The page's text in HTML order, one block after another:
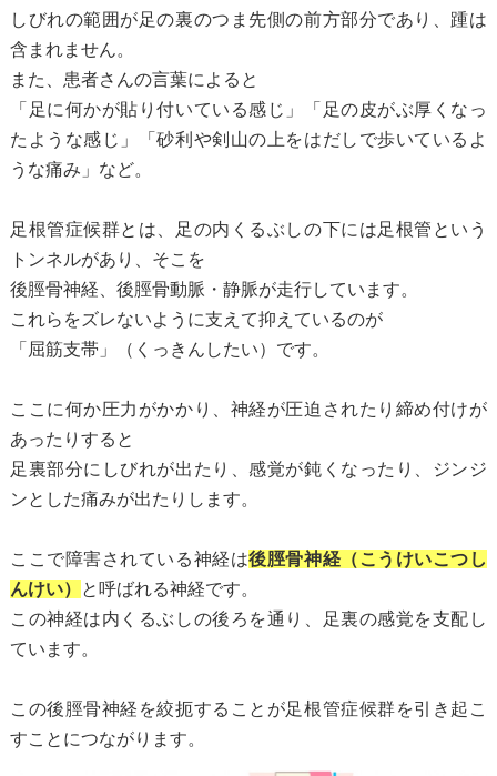
しびれの範囲が足の裏のつま先側の前方部分であり、踵は
含まれません。
また、患者さんの言葉によると
「足に何かが貼り付いている感じ」「足の皮がぶ厚くなっ
たような感じ」「砂利や剣山の上をはだしで歩いているよ
うな痛み」など。
足根管症候群とは、足の内くるぶしの下には足根管という
トンネルがあり、そこを
後脛骨神経、後脛骨動脈・静脈が走行しています。
これらをズレないように支えて抑えているのが
「屈筋支帯」（くっきんしたい）です。
ここに何か圧力がかかり、神経が圧迫されたり締め付けが
あったりすると
足裏部分にしびれが出たり、感覚が鈍くなったり、ジンジ
ンとした痛みが出たりします。
ここで障害されている神経は後脛骨神経（こうけいこつし
んけい）
と呼ばれる神経です。
この神経は内くるぶしの後ろを通り、足裏の感覚を支配し
ています。
この後脛骨神経を絞扼することが足根管症候群を引き起こ
すことにつながります。